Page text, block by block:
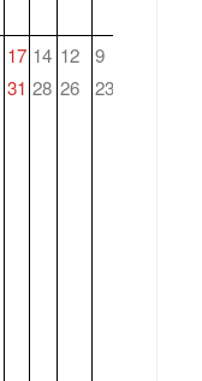
17
31
14
28
12
26
9
23